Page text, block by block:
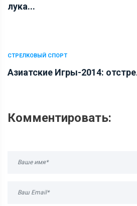
лука...
СТРЕЛКОВЫЙ СПОРТ
Азиатские Игры-2014:
Комментировать: